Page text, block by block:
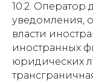
10.2. Оператор
уведомления,
власти
иностранных
юридических
Политика
данных
© 2025, все права